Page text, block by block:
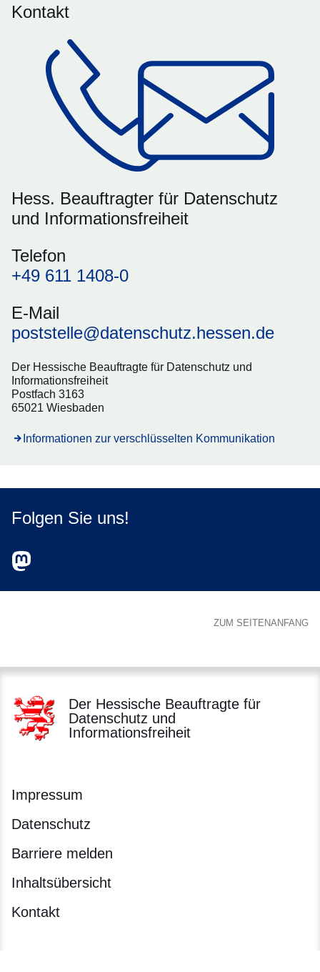
Kontakt
Hess. Beauftragter für Datenschutz
und Informationsfreiheit
Telefon
+49 611 1408-0
E-Mail
poststelle@datenschutz.hessen.de
Der Hessische Beauftragte für Datenschutz und
Informationsfreiheit
Postfach 3163
65021 Wiesbaden
Informationen zur verschlüsselten Kommunikation
Folgen Sie uns!
Zum Mastodon-Account des HBDI
Öffnet sich in einem neuen Fenster
ZUM SEITENANFANG
Der Hessische Beauftragte für
Datenschutz und
Informationsfreiheit
Impressum
Datenschutz
Barriere melden
Inhaltsübersicht
Kontakt